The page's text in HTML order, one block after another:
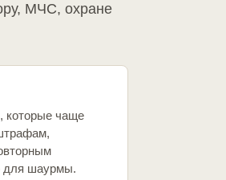
МЧС, охране
которые чаще
для шаурмы.